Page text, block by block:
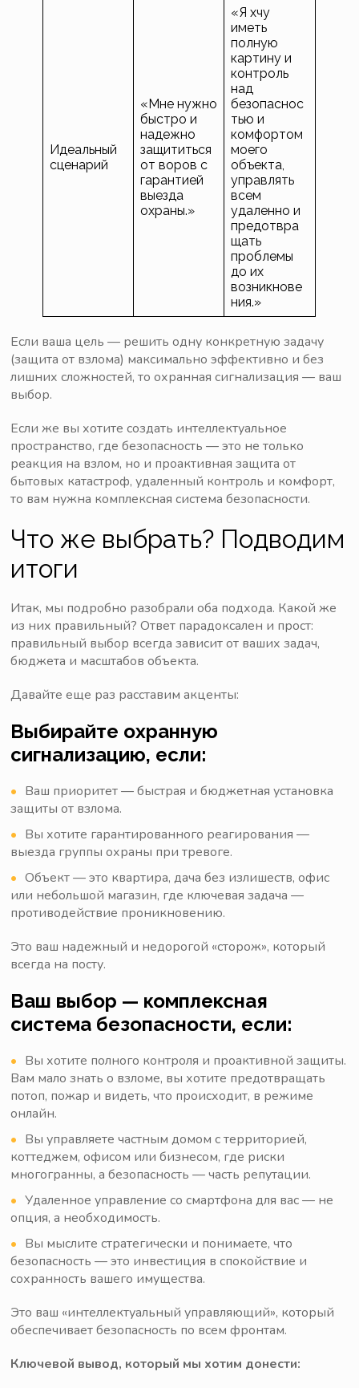
Идеальный
сценарий
«Мне нужно
быстро и
надежно
защититься
от воров с
гарантией
выезда
охраны.»
«Я хчу
иметь
полную
картину и
контроль
над
безопаснос
тью и
комфортом
моего
объекта,
управлять
всем
удаленно и
предотвра
щать
проблемы
до их
возникнове
ния.»
Если ваша цель — решить одну конкретную задачу
(защита от взлома) максимально эффективно и без
лишних сложностей, то охранная сигнализация — ваш
выбор.
Если же вы хотите создать интеллектуальное
пространство, где безопасность — это не только
реакция на взлом, но и проактивная защита от
бытовых катастроф, удаленный контроль и комфорт,
то вам нужна комплексная система безопасности.
Что же выбрать? Подводим
итоги
Итак, мы подробно разобрали оба подхода. Какой же
из них правильный? Ответ парадоксален и прост:
правильный выбор всегда зависит от ваших задач,
бюджета и масштабов объекта.
Давайте еще раз расставим акценты:
Выбирайте охранную
сигнализацию, если:
Ваш приоритет — быстрая и бюджетная установка
защиты от взлома.
Вы хотите гарантированного реагирования —
выезда группы охраны при тревоге.
Объект — это квартира, дача без излишеств, офис
или небольшой магазин, где ключевая задача —
противодействие проникновению.
Это ваш надежный и недорогой «сторож», который
всегда на посту.
Ваш выбор — комплексная
система безопасности, если:
Вы хотите полного контроля и проактивной защиты.
Вам мало знать о взломе, вы хотите предотвращать
потоп, пожар и видеть, что происходит, в режиме
онлайн.
Вы управляете частным домом с территорией,
коттеджем, офисом или бизнесом, где риски
многогранны, а безопасность — часть репутации.
Удаленное управление со смартфона для вас — не
опция, а необходимость.
Вы мыслите стратегически и понимаете, что
безопасность — это инвестиция в спокойствие и
сохранность вашего имущества.
Это ваш «интеллектуальный управляющий», который
обеспечивает безопасность по всем фронтам.
Ключевой вывод, который мы хотим донести: